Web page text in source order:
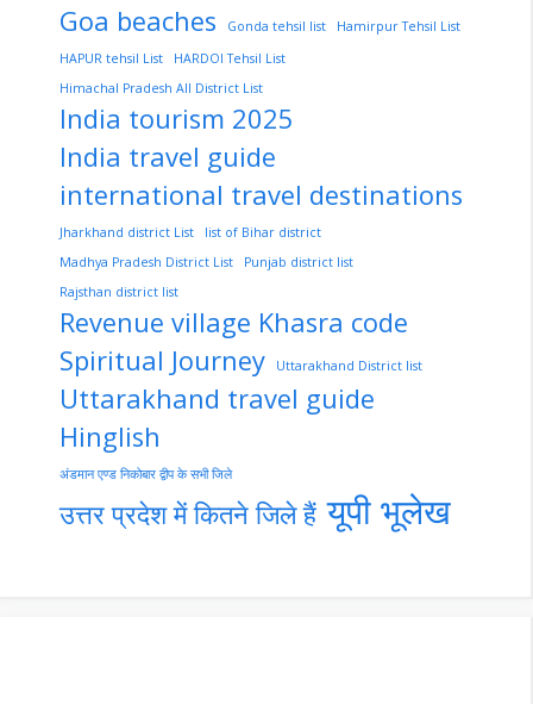
Goa beaches Gonda tehsil list
Hamirpur Tehsil List
HAPUR tehsil List
HARDOI Tehsil List
Himachal Pradesh All District List
India tourism 2025
India travel guide
international travel destinations
Jharkhand district List
list of Bihar district
Madhya Pradesh District List
Punjab district list
Rajsthan district list
Revenue village Khasra code
Spiritual Journey
Uttarakhand District list
Uttarakhand travel guide
Hinglish
अंडमान एण्ड निकोबार द्वीप के सभी जिले
उत्तर प्रदेश में कितने जिले हैं यूपी भूलेख